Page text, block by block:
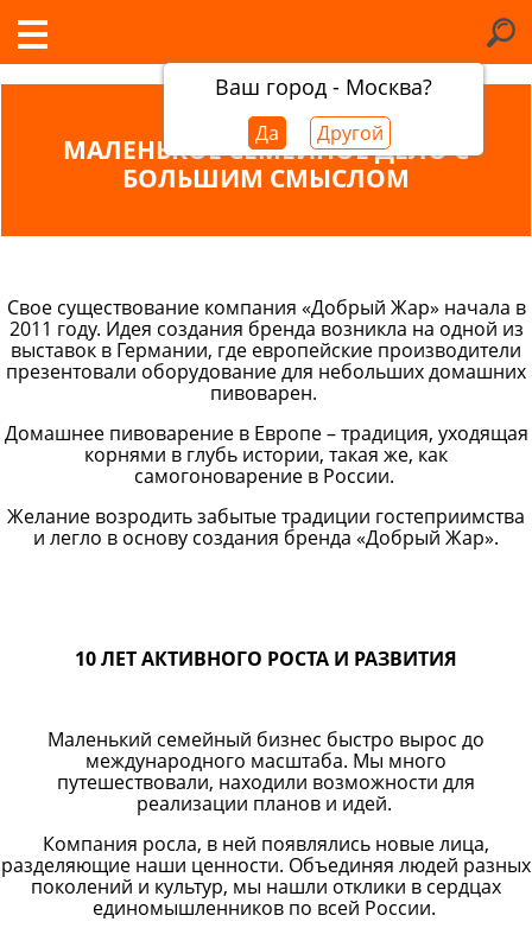
Ваш город - Москва?
Да Другой
МАЛЕНЬКОЕ СЕМЕЙНОЕ ДЕЛО С
БОЛЬШИМ СМЫСЛОМ
Свое существование компания «Добрый Жар» начала в
2011 году. Идея создания бренда возникла на одной из
выставок в Германии, где европейские производители
презентовали оборудование для небольших домашних
пивоварен.
Домашнее пивоварение в Европе – традиция, уходящая
корнями в глубь истории, такая же, как
самогоноварение в России.
Желание возродить забытые традиции гостеприимства
и легло в основу создания бренда «Добрый Жар».
10 ЛЕТ АКТИВНОГО РОСТА И РАЗВИТИЯ
Маленький семейный бизнес быстро вырос до
международного масштаба. Мы много
путешествовали, находили возможности для
реализации планов и идей.
Компания росла, в ней появлялись новые лица,
разделяющие наши ценности. Объединяя людей разных
поколений и культур, мы нашли отклики в сердцах
единомышленников по всей России.